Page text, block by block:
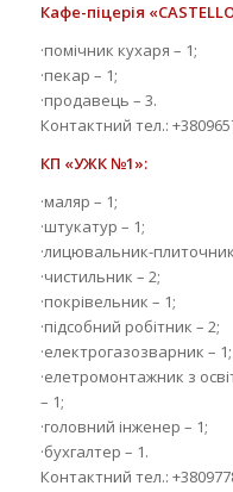
Кафе-піцерія
·помічник кухаря – 1;
·пекар – 1;
·продавець – 3.
Контактний тел.:
КП «УЖК №1»:
·маляр – 1;
·штукатур – 1;
·лицювальник-
·чистильник – 2;
·покрівельник – 1;
·підсобний робітник – 2;
·електрогазозварник – 1;
·елетромонтажник з
– 1;
·головний інженер – 1;
·бухгалтер – 1.
Контактний тел.: